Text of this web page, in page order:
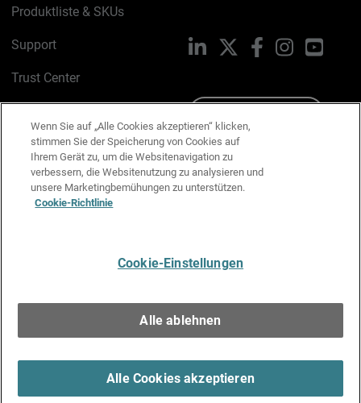
Produktliste & SKUs
Support
Trust Center
Cookie-Richtlinie
Datenschutzrichtlinie
Media & Brand Kit
LinkedIn FacebookInstagram
Wenn Sie auf „Alle Cookies akzeptieren“ klicken,
stimmen Sie der Speicherung von Cookies auf
Ihrem Gerät zu, um die Websitenavigation zu
verbessern, die Websitenutzung zu analysieren und
unsere Marketingbemühungen zu unterstützen.
Cookie-Richtlinie
Cookie-Einstellungen
Alle ablehnen
Alle Cookies akzeptieren